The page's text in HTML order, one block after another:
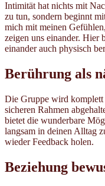
Intimität hat nichts mit
zu tun, sondern beginnt
mich mit meinen
zeigen uns einander. Hier
einander auch physisch
Berührung als
Die Gruppe wird komplett
sicheren Rahmen
bietet die wunderbare
langsam in deinen Alltag
wieder Feedback holen.
Beziehung